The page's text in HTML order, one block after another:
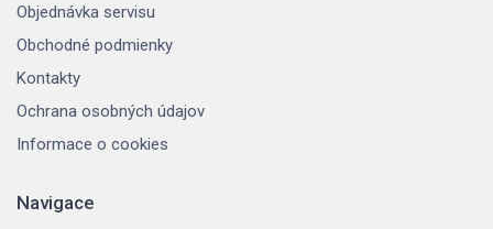
Objednávka servisu
Obchodné podmienky
Kontakty
Ochrana osobných údajov
Informace o cookies
Navigace